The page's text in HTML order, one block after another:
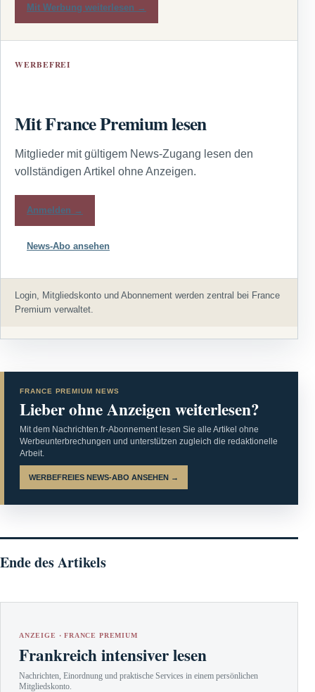
Mit Werbung weiterlesen →
WERBEFREI
Mit France Premium lesen
Mitglieder mit gültigem News-Zugang lesen den
vollständigen Artikel ohne Anzeigen.
Anmelden →
News-Abo ansehen
Login, Mitgliedskonto und Abonnement werden zentral bei France
Premium verwaltet.
FRANCE PREMIUM NEWS
Lieber ohne Anzeigen weiterlesen?
Mit dem Nachrichten.fr-Abonnement lesen Sie alle Artikel ohne
Werbeunterbrechungen und unterstützen zugleich die redaktionelle
Arbeit.
WERBEFREIES NEWS-ABO ANSEHEN →
Ende des Artikels
ANZEIGE · FRANCE PREMIUM
Frankreich intensiver lesen
Nachrichten, Einordnung und praktische Services in einem persönlichen
Mitgliedskonto.